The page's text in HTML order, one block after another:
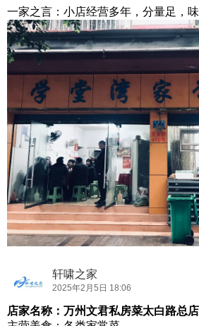
一家之言：小店经营多年，分量足，味
轩啸之家
2025年2月5日 18:06
店家名称：万州文君私房菜太白路总店